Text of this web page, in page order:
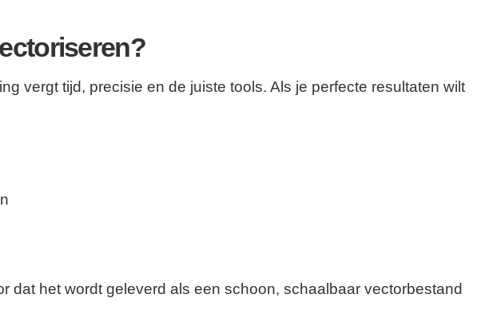
vergt tijd, precisie en de juiste tools. Als je perfecte resultaten wilt
dat het wordt geleverd als een schoon, schaalbaar vectorbestand